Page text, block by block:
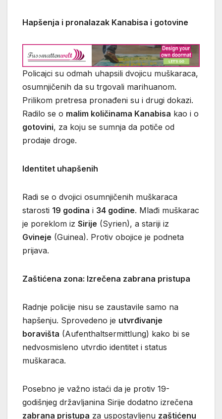
Hapšenja i pronalazak Kanabisa i gotovine
Policajci su odmah uhapsili dvojicu muškaraca,
osumnjičenih da su trgovali marihuanom.
Prilikom pretresa pronađeni su i drugi dokazi.
Radilo se o malim količinama Kanabisa kao i o
gotovini, za koju se sumnja da potiče od
prodaje droge.
Identitet uhapšenih
Radi se o dvojici osumnjičenih muškaraca
starosti 19 godina i 34 godine. Mlađi muškarac
je poreklom iz Sirije (Syrien), a stariji iz
Gvineje (Guinea). Protiv obojice je podneta
prijava.
Zaštićena zona: Izrečena zabrana pristupa
Radnje policije nisu se zaustavile samo na
hapšenju. Sprovedeno je utvrđivanje
boravišta (Aufenthaltsermittlung) kako bi se
nedvosmisleno utvrdio identitet i status
muškaraca.
Posebno je važno istaći da je protiv 19-
godišnjeg državljanina Sirije dodatno izrečena
zabrana pristupa za uspostavljenu zaštićenu